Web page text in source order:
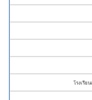
โรงเรีย